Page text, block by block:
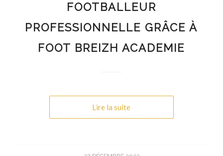
FOOTBALLEUR
PROFESSIONNELLE GRÂCE À
FOOT BREIZH ACADEMIE
Lire la suite